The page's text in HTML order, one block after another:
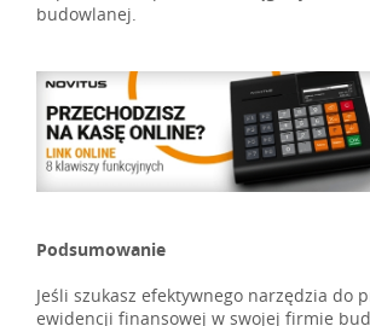
budowlanej.
Podsumowanie
Jeśli szukasz efektywnego narzędzia do
ewidencji finansowej w swojej firmie